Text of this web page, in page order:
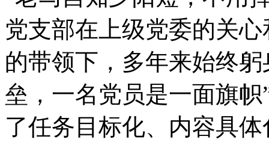
党支部在上级党委的关
的带领下，多年来始终
垒，一名党员是一面旗
了任务目标化、内容具